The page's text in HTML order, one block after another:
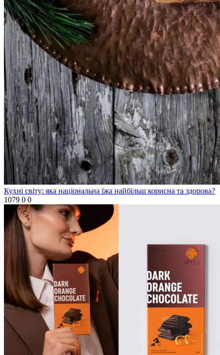
Кухні світу: яка національна їжа найбільш корисна та здорова?
1079 0 0